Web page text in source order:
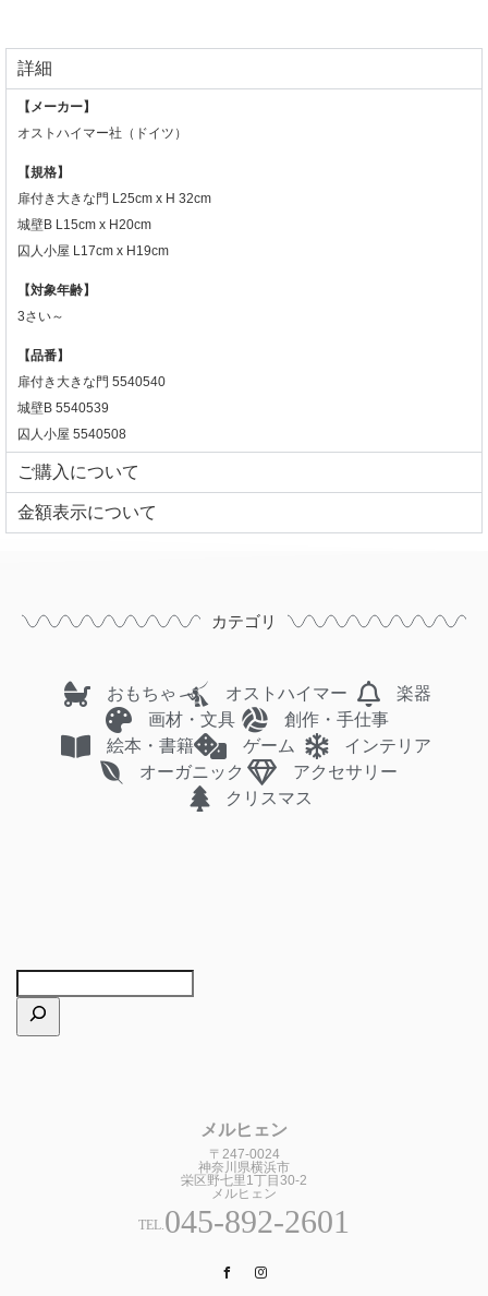
詳細
【メーカー】
オストハイマー社（ドイツ）
【規格】
扉付き大きな門 L25cm x H 32cm
城壁B L15cm x H20cm
囚人小屋 L17cm x H19cm
【対象年齢】
3さい～
【品番】
扉付き大きな門 5540540
城壁B 5540539
囚人小屋 5540508
ご購入について
⾦額表⽰について
カテゴリ
おもちゃ オストハイマー
楽器
画材・文具
創作・手仕事
絵本・書籍
ゲーム
インテリア
オーガニック
アクセサリー
クリスマス
メルヒェン
〒247-0024
神奈川県横浜市
栄区野七里1丁目30-2
メルヒェン
TEL.045-892-2601
Facebook